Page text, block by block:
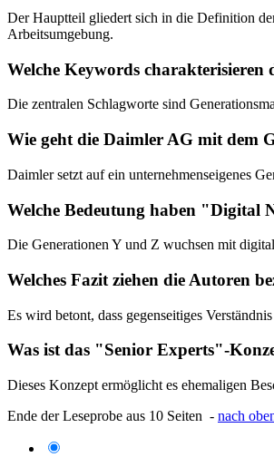
Der Hauptteil gliedert sich in die Definition
Arbeitsumgebung.
Welche Keywords charakterisieren
Die zentralen Schlagworte sind
Wie geht die Daimler AG mit dem
Daimler setzt auf ein unternehmenseigenes
Welche Bedeutung haben "Digital
Die Generationen Y und Z wuchsen mit
Welches Fazit ziehen die Autoren
Es wird betont, dass gegenseitiges
Was ist das "Senior Experts"-
Dieses Konzept ermöglicht es ehemaligen
Ende der Leseprobe aus 10 Seiten - nach